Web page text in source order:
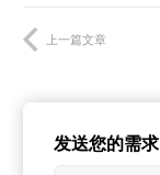
上一篇文章
发送您的需求